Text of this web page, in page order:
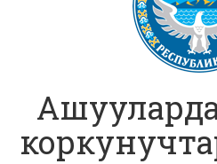
Ашууларда